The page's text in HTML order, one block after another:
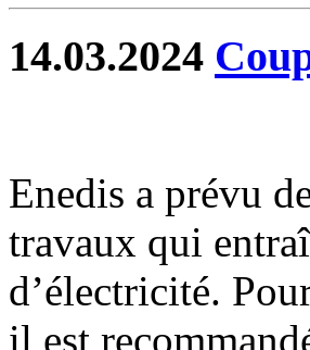
14.03.2024
Enedis a prévu
travaux qui
d’électricité.
il est